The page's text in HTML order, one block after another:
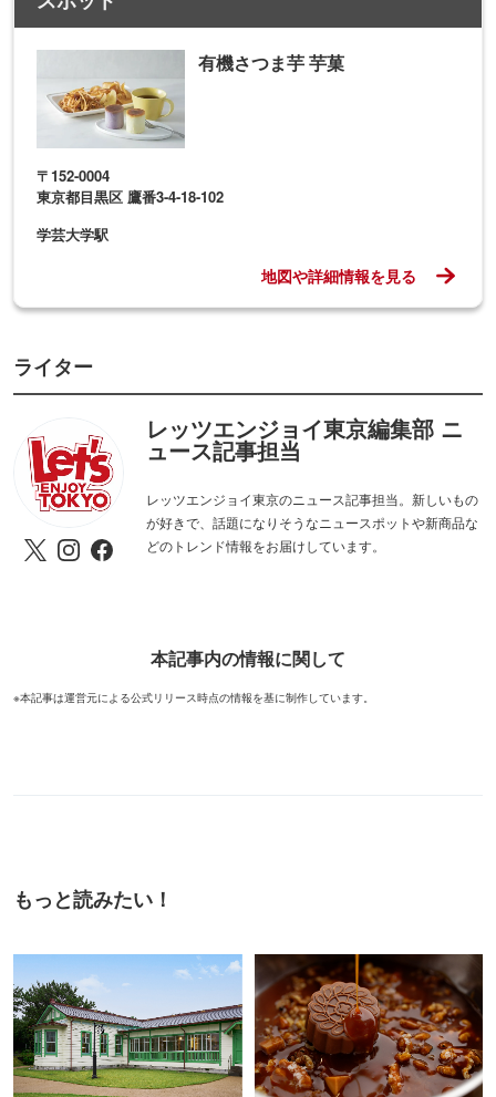
有機さつま芋 芋菓
〒152-0004
東京都目黒区 鷹番3-4-18-102
学芸大学駅
地図や詳細情報を見る
ライター
レッツエンジョイ東京編集部 ニ
ュース記事担当
レッツエンジョイ東京のニュース記事担当。新しいもの
が好きで、話題になりそうなニュースポットや新商品な
どのトレンド情報をお届けしています。
本記事内の情報に関して
※本記事は運営元による公式リリース時点の情報を基に制作しています。
もっと読みたい！